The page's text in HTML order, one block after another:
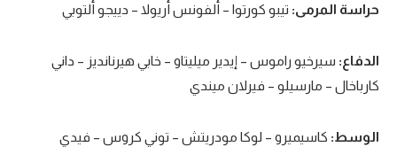
حراسة المرمى: تيبو كورتوا – ألفونس أريولا – دييجو ألتوبي
الدفاع: سيرخيو راموس – إيدير ميليتاو – خابي هيرنانديز – داني
كارباخال – مارسيلو – فيرلان ميندي
الوسط: كاسيميرو – لوكا مودريتش – توني كروس – فيدي